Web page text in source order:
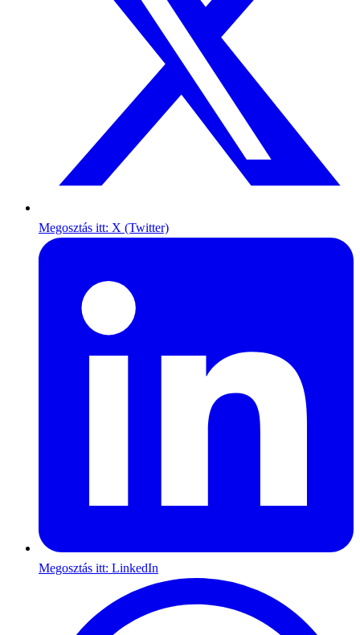
Megosztás itt: X (Twitter)
Megosztás itt: LinkedIn